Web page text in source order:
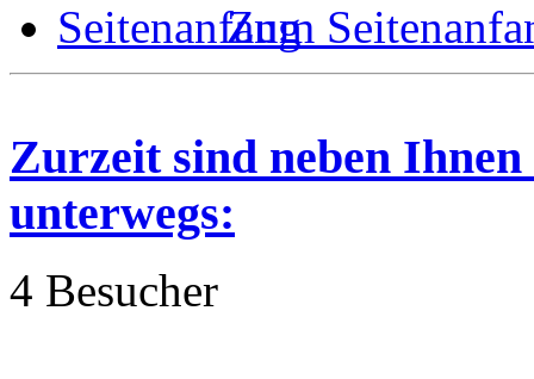
Zum
Zurzeit sind neben
unterwegs:
4 Besucher